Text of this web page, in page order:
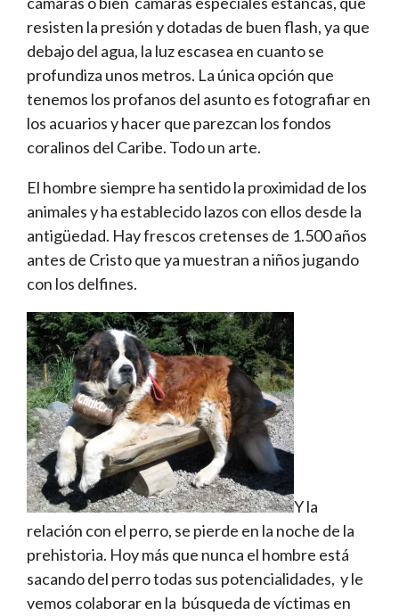
resisten la presión y dotadas de buen flash, ya que
debajo del agua, la luz escasea en cuanto se
profundiza unos metros. La única opción que
tenemos los profanos del asunto es fotografiar en
los acuarios y hacer que parezcan los fondos
coralinos del Caribe. Todo un arte.
El hombre siempre ha sentido la proximidad de los
animales y ha establecido lazos con ellos desde la
antigüedad. Hay frescos cretenses de 1.500 años
antes de Cristo que ya muestran a niños jugando
con los delfines.
Y la
relación con el perro, se pierde en la noche de la
prehistoria. Hoy más que nunca el hombre está
sacando del perro todas sus potencialidades, y le
vemos colaborar en la búsqueda de víctimas en